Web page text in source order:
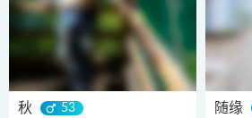
秋
53
随缘